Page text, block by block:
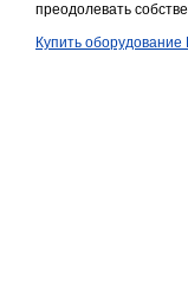
преодолевать
Купить оборудование